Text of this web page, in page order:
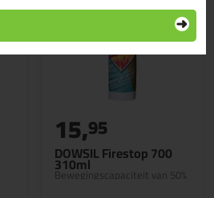
DOWSIL Firestop 700
310ml
Bewegingscapaciteit van 50%
15,95